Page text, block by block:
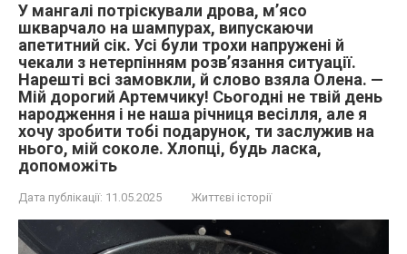
У мангалі потріскували дрова, м’ясо
шкварчало на шампурах, випускаючи
апетитний сік. Усі були трохи напружені й
чекали з нетерпінням розв’язання ситуації.
Нарешті всі замовкли, й слово взяла Олена. —
Мій дорогий Артемчику! Сьогодні не твій день
народження і не наша річниця весілля, але я
хочу зробити тобі подарунок, ти заслужив на
нього, мій соколе. Хлопці, будь ласка,
допоможіть
Дата публікації: 11.05.2025 Життєві історії